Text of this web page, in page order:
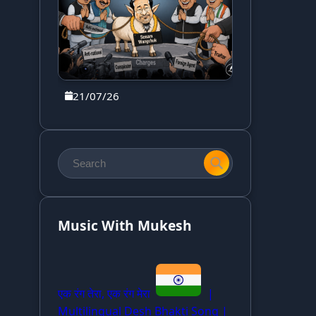
21/07/26
Music With Mukesh
एक रंग तेरा, एक रंग मेरा
|
Multilingual Desh Bhakti Song |